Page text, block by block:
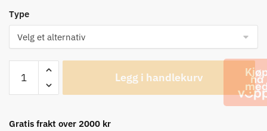
Type
20mm
Setepinne
Legg i handlekurv
Gratis frakt over 2000 kr